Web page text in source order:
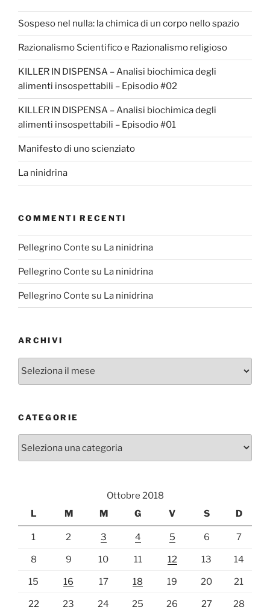
Sospeso nel nulla: la chimica di un corpo nello spazio
Razionalismo Scientifico e Razionalismo religioso
KILLER IN DISPENSA – Analisi biochimica degli
alimenti insospettabili – Episodio #02
KILLER IN DISPENSA – Analisi biochimica degli
alimenti insospettabili – Episodio #01
Manifesto di uno scienziato
La ninidrina
COMMENTI RECENTI
Pellegrino Conte su La ninidrina
Pellegrino Conte su La ninidrina
Pellegrino Conte su La ninidrina
ARCHIVI
Archivi
CATEGORIE
Ottobre 2018
L
M M G V S D
1 2 3 4 5 6 7
8 9 10 11 12 13 14
15 16 17 18 19 20 21
22 23 24 25 26 27 28